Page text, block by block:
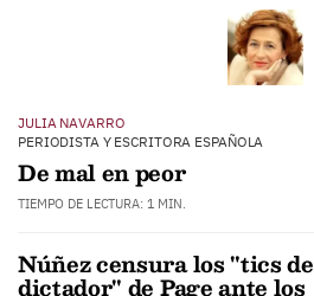
JULIA NAVARRO
PERIODISTA Y ESCRITORA ESPAÑOLA
De mal en peor
TIEMPO DE LECTURA: 1 MIN.
Núñez censura los "tics de
dictador" de Page ante los